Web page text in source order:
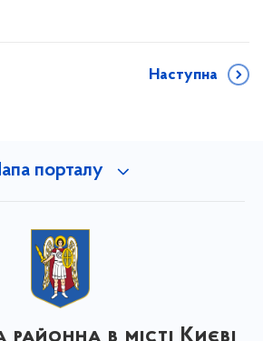
Наступна
порталу
районна в місті Києві